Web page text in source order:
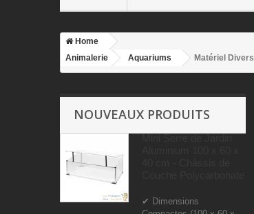
Home
Animalerie
Aquariums Matériel Divers
NOUVEAUX PRODUITS
✔ Dimensions